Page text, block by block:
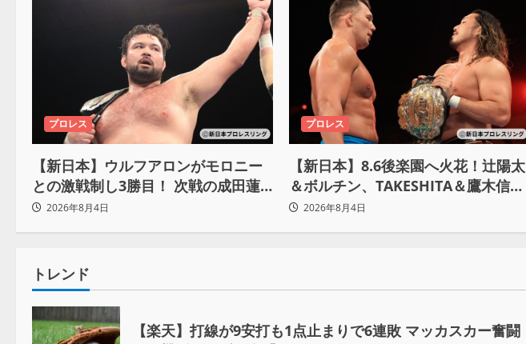
プロレス
【新日本】ウルフアロンがモロニー
との激戦制し3勝目！ 次戦の成田蓮
へ宣言「アイツの王道を俺の王道で
2026年8月4日
プロレス
【新日本】8.6後楽園へ火花！辻陽太
＆ボルチン、TAKESHITA＆鷹木信悟
が前哨戦で激突
2026年8月4日
トレンド
【楽天】打線が9安打も1点止まりで6連敗 マッカスカー奮闘